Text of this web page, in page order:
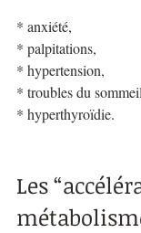
* anxiété,
* palpitations,
* hypertension,
* troubles du
* hyperthyroïdie.
Les